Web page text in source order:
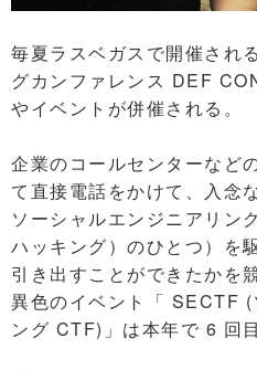
毎夏ラスベガスで開催され
グカンファレンス DEF
やイベントが併催される。
企業のコールセンターなど
て直接電話をかけて、入念
ソーシャルエンジニアリン
ハッキング）のひとつ）を
引き出すことができたかを
異色のイベント「 SECTF (
ング CTF)」は本年で 6 回